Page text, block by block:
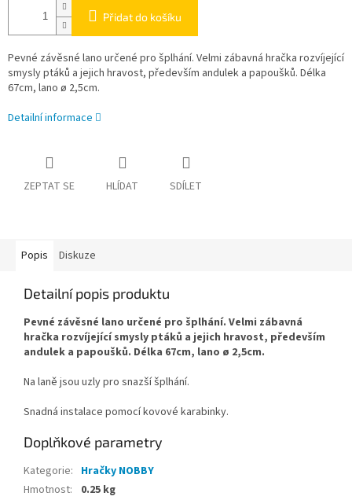
Přidat do košíku
Pevné závěsné lano určené pro šplhání. Velmi zábavná hračka rozvíjející
smysly ptáků a jejich hravost, především andulek a papoušků. Délka
67cm, lano ø 2,5cm.
Detailní informace
ZEPTAT SE HLÍDAT SDÍLET
Popis Diskuze
Detailní popis produktu
Pevné závěsné lano určené pro šplhání. Velmi zábavná
hračka rozvíjející smysly ptáků a jejich hravost, především
andulek a papoušků. Délka 67cm, lano ø 2,5cm.
Na laně jsou uzly pro snazší šplhání.
Snadná instalace pomocí kovové karabinky.
Doplňkové parametry
Kategorie: Hračky NOBBY
Hmotnost:
0.25 kg